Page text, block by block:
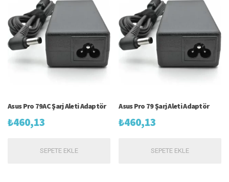
Asus Pro 79AC Şarj Aleti Adaptör
₺460,13
SEPETE EKLE
Asus Pro 79 Şarj Aleti Adaptör
₺460,13
SEPETE EKLE